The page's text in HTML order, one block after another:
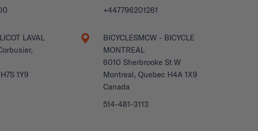
+447796201261
LAVAL
1Y9
BICYCLESMCW - BICYCLE
MONTREAL
6010 Sherbrooke St W
Montreal, Quebec H4A 1X9
Canada
514-481-3113